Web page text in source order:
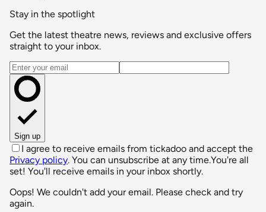
Stay in the spotlight
Get the latest theatre news, reviews and exclusive offers
straight to your inbox.
Email address
Sign up
I agree to receive emails from tickadoo and accept the
Privacy policy. You can unsubscribe at any time.You're all
set! You'll receive emails in your inbox shortly.
Oops! We couldn't add your email. Please check and try
again.